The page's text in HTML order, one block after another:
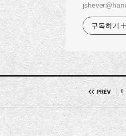
구독하기
1